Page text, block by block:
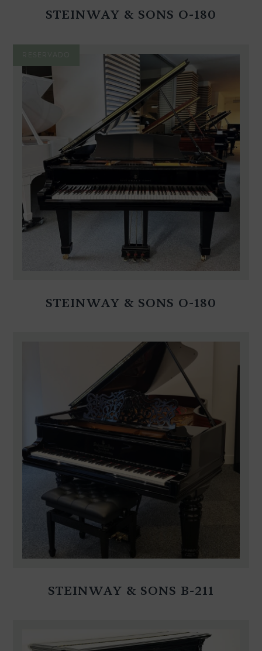
STEINWAY & SONS O-180
STEINWAY & SONS O-180
STEINWAY & SONS B-211